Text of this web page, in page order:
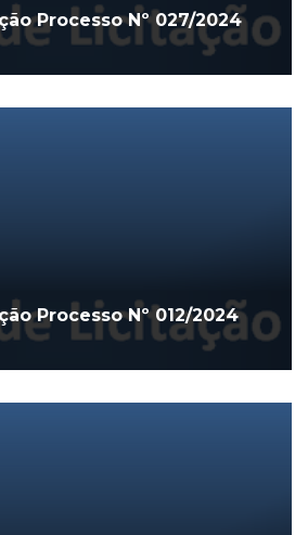
Processo Nº 027/2024
Processo Nº 012/2024